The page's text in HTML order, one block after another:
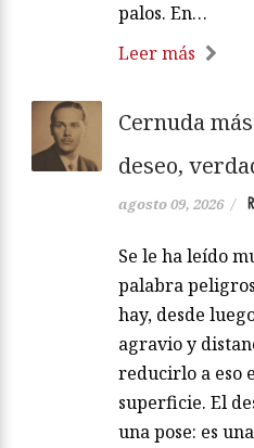
palos. En…
Leer más
Cernuda
deseo,
agosto 09, 2026 /
Se le ha leído
palabra
hay, desde
agravio y
reducirlo a eso
superficie. El
una pose: es